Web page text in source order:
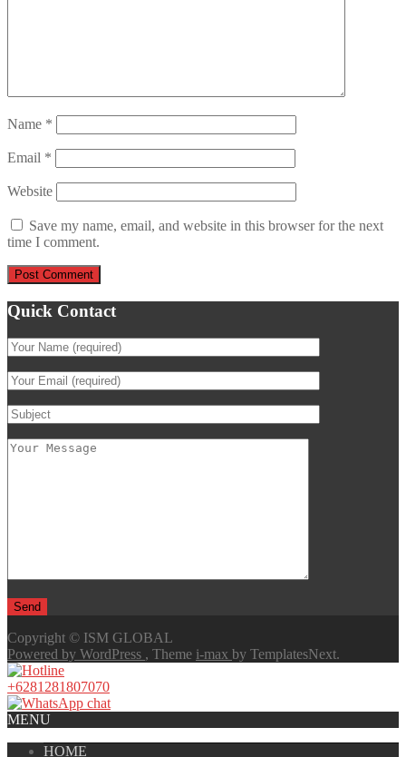
Name *
Email *
Website
Save my name, email, and website in this browser for the next
time I comment.
Quick Contact
Copyright © ISM GLOBAL
Powered by WordPress , Theme i-max by TemplatesNext.
+6281281807070
MENU
HOME